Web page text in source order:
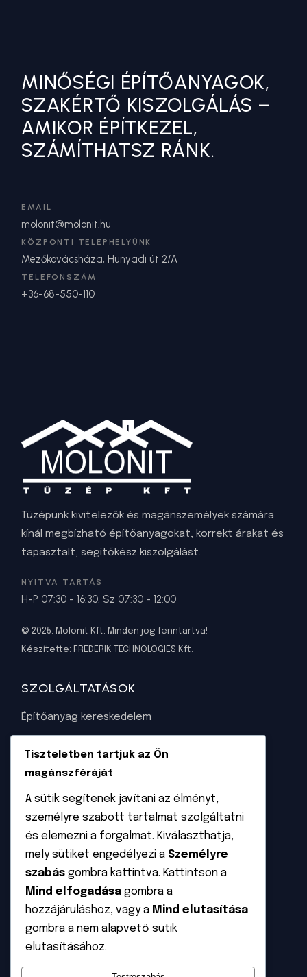
MINŐSÉGI ÉPÍTŐANYAGOK,
SZAKÉRTŐ KISZOLGÁLÁS –
AMIKOR ÉPÍTKEZEL,
SZÁMÍTHATSZ RÁNK.
EMAIL
molonit@molonit.hu
KÖZPONTI TELEPHELYÜNK
Mezőkovácsháza, Hunyadi út 2/A
TELEFONSZÁM
+36-68-550-110
Tüzépünk kivitelezők és magánszemélyek számára
kínál megbízható építőanyagokat, korrekt árakat és
tapasztalt, segítőkész kiszolgálást.
NYITVA TARTÁS
H-P 07:30 - 16:30, Sz 07:30 - 12:00
© 2025. Molonit Kft. Minden jog fenntartva!
Készítette: FREDERIK TECHNOLOGIES Kft.
SZOLGÁLTATÁSOK
Építőanyag kereskedelem
Napelem tervezése és kivitelezése
Napkollektorok tervezése és kivietelezése
Garázskapu felmérése és beszerelése
INFORMÁCIÓ
ÁSZF
Adatvédelem
Rólunk
Kapcsolat
Tiszteletben tartjuk az Ön
magánszféráját
A sütik segítenek javítani az élményt,
személyre szabott tartalmat szolgáltatni
és elemezni a forgalmat. Kiválaszthatja,
mely sütiket engedélyezi a Személyre
szabás gombra kattintva. Kattintson a
Mind elfogadása gombra a
hozzájáruláshoz, vagy a Mind elutasítása
gombra a nem alapvető sütik
elutasításához.